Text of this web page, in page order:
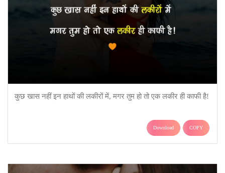
कुछ खास नहीं इन हाथों की लकीरों में, मगर तुम हो तो एक लकीर ही काफी है!
Download COPY